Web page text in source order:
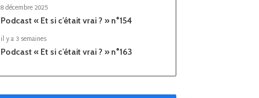
8 décembre 2025
Podcast « Et si c’était vrai ? » n°154
il y a 3 semaines
Podcast « Et si c’était vrai ? » n°163